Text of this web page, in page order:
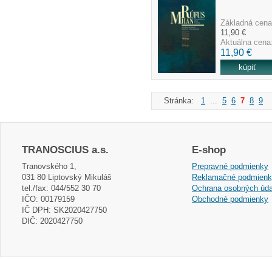
Základná
11,90 €
Aktuálna
11,90 €
Stránka: 1 ... 5 6 7 8 9
TRANOSCIUS a.s.
Tranovského 1,
031 80 Liptovský Mikuláš
tel./fax: 044/552 30 70
IČO: 00179159
IČ DPH: SK2020427750
DIČ: 2020427750
E-shop
Prepravné podmienky
Reklamačné
Ochrana osobných
Obchodné podmienky